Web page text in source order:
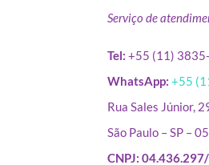
Serviço de
Tel: +55 (11)
WhatsApp:+55
Rua Sales Júnior,
São Paulo – SP –
CNPJ: